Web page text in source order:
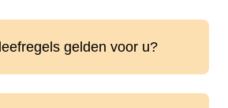
gelden voor u?